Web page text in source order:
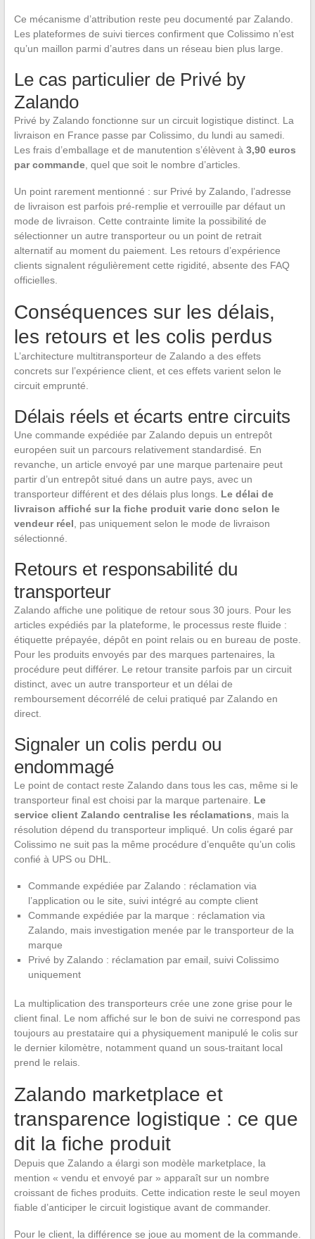
Ce mécanisme d’attribution reste peu documenté par Zalando.
Les plateformes de suivi tierces confirment que Colissimo n’est
qu’un maillon parmi d’autres dans un réseau bien plus large.
Le cas particulier de Privé by
Zalando
Privé by Zalando fonctionne sur un circuit logistique distinct. La
livraison en France passe par Colissimo, du lundi au samedi.
Les frais d’emballage et de manutention s’élèvent à 3,90 euros
par commande, quel que soit le nombre d’articles.
Un point rarement mentionné : sur Privé by Zalando, l’adresse
de livraison est parfois pré-remplie et verrouille par défaut un
mode de livraison. Cette contrainte limite la possibilité de
sélectionner un autre transporteur ou un point de retrait
alternatif au moment du paiement. Les retours d’expérience
clients signalent régulièrement cette rigidité, absente des FAQ
officielles.
Conséquences sur les délais,
les retours et les colis perdus
L’architecture multitransporteur de Zalando a des effets
concrets sur l’expérience client, et ces effets varient selon le
circuit emprunté.
Délais réels et écarts entre circuits
Une commande expédiée par Zalando depuis un entrepôt
européen suit un parcours relativement standardisé. En
revanche, un article envoyé par une marque partenaire peut
partir d’un entrepôt situé dans un autre pays, avec un
transporteur différent et des délais plus longs. Le délai de
livraison affiché sur la fiche produit varie donc selon le
vendeur réel, pas uniquement selon le mode de livraison
sélectionné.
Retours et responsabilité du
transporteur
Zalando affiche une politique de retour sous 30 jours. Pour les
articles expédiés par la plateforme, le processus reste fluide :
étiquette prépayée, dépôt en point relais ou en bureau de poste.
Pour les produits envoyés par des marques partenaires, la
procédure peut différer. Le retour transite parfois par un circuit
distinct, avec un autre transporteur et un délai de
remboursement décorrélé de celui pratiqué par Zalando en
direct.
Signaler un colis perdu ou
endommagé
Le point de contact reste Zalando dans tous les cas, même si le
transporteur final est choisi par la marque partenaire. Le
service client Zalando centralise les réclamations, mais la
résolution dépend du transporteur impliqué. Un colis égaré par
Colissimo ne suit pas la même procédure d’enquête qu’un colis
confié à UPS ou DHL.
Commande expédiée par Zalando : réclamation via
l’application ou le site, suivi intégré au compte client
Commande expédiée par la marque : réclamation via
Zalando, mais investigation menée par le transporteur de la
marque
Privé by Zalando : réclamation par email, suivi Colissimo
uniquement
La multiplication des transporteurs crée une zone grise pour le
client final. Le nom affiché sur le bon de suivi ne correspond pas
toujours au prestataire qui a physiquement manipulé le colis sur
le dernier kilomètre, notamment quand un sous-traitant local
prend le relais.
Zalando marketplace et
transparence logistique : ce que
dit la fiche produit
Depuis que Zalando a élargi son modèle marketplace, la
mention « vendu et envoyé par » apparaît sur un nombre
croissant de fiches produits. Cette indication reste le seul moyen
fiable d’anticiper le circuit logistique avant de commander.
Pour le client, la différence se joue au moment de la commande.